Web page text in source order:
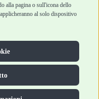
alla pagina o sull'icona dello
al solo dispositivo
Forlì (FC)
096850
di Robinson sas